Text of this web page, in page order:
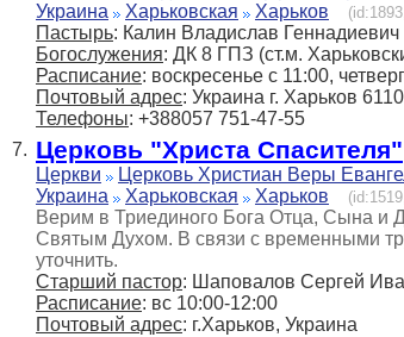
Украина
Харьковская Харьков
Пастырь: Калин Владислав Геннадиевич
Богослужения: ДК 8 ГПЗ (ст.м.
Расписание: воскресенье с 11:00,
Почтовый адрес: Украина г. Харьков
Телефоны: +388057 751-47-55
7. Церковь "Христа Спасителя"
Церкви
Церковь Христиан Веры
Украина
Харьковская Харьков
Верим в Триединого Бога Отца, Сына и
Святым Духом. В связи с временными
уточнить.
Старший пастор: Шаповалов Сергей
Расписание: вс 10:00-12:00
Почтовый адрес: г.Харьков, Украина